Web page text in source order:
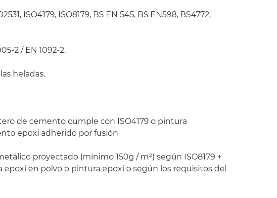
ISO4179, ISO8179, BS EN 545, BS EN598, BS4772,
2 / EN 1092-2.
heladas.
de cemento cumple con ISO4179 o pintura
epoxi adherido por fusión
proyectado (mínimo 150g / m²) según ISO8179 +
en polvo o pintura epoxi o según los requisitos del